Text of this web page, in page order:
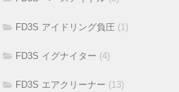
FD3S アイドリング負圧 (1)
FD3S イグナイター (4)
FD3S エアクリーナー (13)